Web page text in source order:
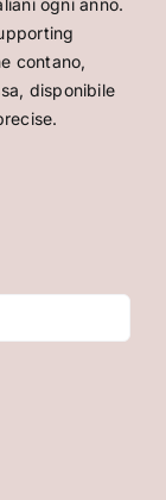
contano,
disponibile